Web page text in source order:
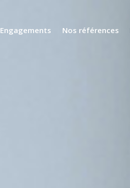
Engagements Nos références